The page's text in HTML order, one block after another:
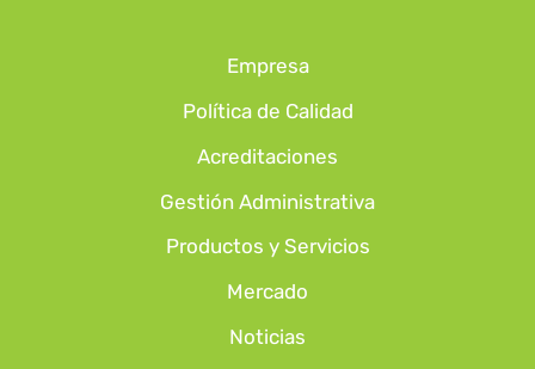
Empresa
Política de Calidad
Acreditaciones
Gestión Administrativa
Productos y Servicios
Mercado
Noticias